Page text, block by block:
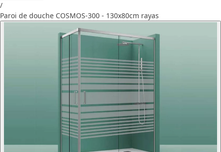
/
Paroi de douche COSMOS-300 - 130x80cm rayas